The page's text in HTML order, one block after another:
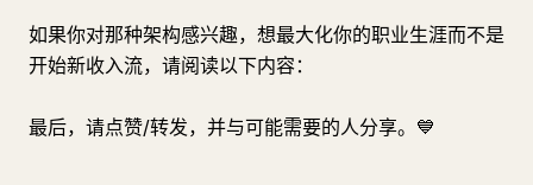
如果你对那种架构感兴趣，想最大化你的职业生涯而不是
开始新收入流，请阅读以下内容：
最后，请点赞/转发，并与可能需要的人分享。💙